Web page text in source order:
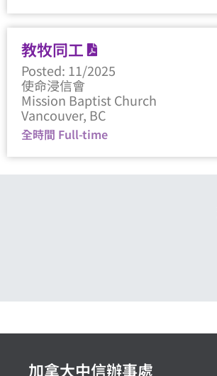
教牧同工
Posted: 11/2025
使命浸信會
Mission Baptist Church
Vancouver, BC
全時間 Full-time
加拿大中信辦事處